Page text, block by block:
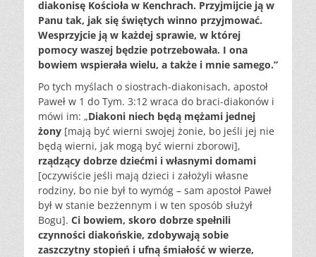
diakonisę Kościoła w Kenchrach. Przyjmijcie ją w
Panu tak, jak się świętych winno przyjmować.
Wesprzyjcie ją w każdej sprawie, w której
pomocy waszej będzie potrzebowała. I ona
bowiem wspierała wielu, a także i mnie samego.”
Po tych myślach o siostrach-diakonisach, apostoł
Paweł w 1 do Tym. 3:12 wraca do braci-diakonów i
mówi im: „Diakoni niech będą mężami jednej
żony [mają być wierni swojej żonie, bo jeśli jej nie
będą wierni, jak mogą być wierni zborowi],
rządzący dobrze dziećmi i własnymi domami
[oczywiście jeśli mają dzieci i założyli własne
rodziny, bo nie był to wymóg – sam apostoł Paweł
był w stanie bezżennym i w ten sposób służył
Bogu]. Ci bowiem, skoro dobrze spełnili
czynności diakońskie, zdobywają sobie
zaszczytny stopień i ufną śmiałość w wierze,